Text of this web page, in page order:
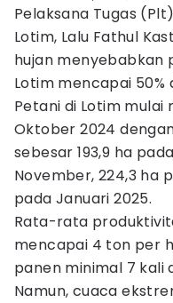
Pelaksana Tugas
Lotim, Lalu Fathul
hujan menyebabkan
Lotim mencapai
Petani di Lotim
Oktober 2024
sebesar 193,9 ha
November, 224,3 ha
pada Januari 2025.
Rata-rata
mencapai 4 ton per
panen minimal 7 kali
Namun, cuaca